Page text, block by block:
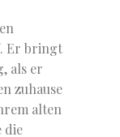
Er bringt
als er
zuhause
alten
die